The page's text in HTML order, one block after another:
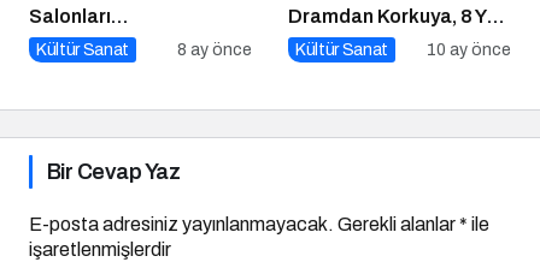
Salonları
Hareketleniyor: 26 Aralık
Kültür Sanat 8 ay önce
Dramdan Korkuya, 8 Yeni
Film Sinemaseverlerle
Kültür Sanat 10 ay önce
Bir Cevap Yaz
E-posta adresiniz yayınlanmayacak. Gerekli alanlar* ile
işaretlenmişlerdir